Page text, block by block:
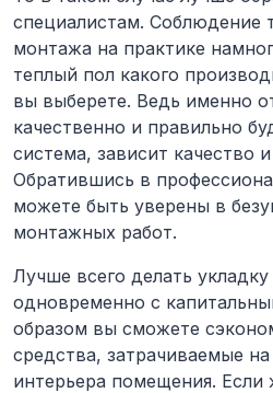
специалистам. Соблюдение
монтажа на практике
теплый пол какого
вы выберете. Ведь именно
качественно и правильно
система, зависит качество
Обратившись в
можете быть уверены в
монтажных работ.
Лучше всего делать
одновременно с
образом вы сможете
средства, затрачиваемые
интерьера помещения.